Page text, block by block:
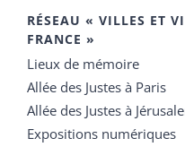
RÉSEAU « VILLES ET
FRANCE »
Lieux de mémoire
Allée des Justes à Paris
Allée des Justes à
Expositions numériques